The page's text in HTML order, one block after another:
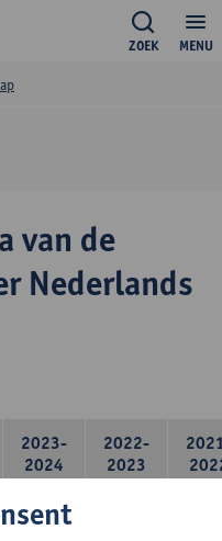
MENU
ZOEK
van de
Nederlands
2023-
2024
2022-
2023